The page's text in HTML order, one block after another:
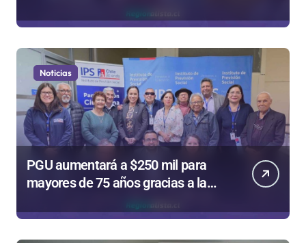
Noticias
PGU aumentará a $250 mil para
mayores de 75 años gracias a la